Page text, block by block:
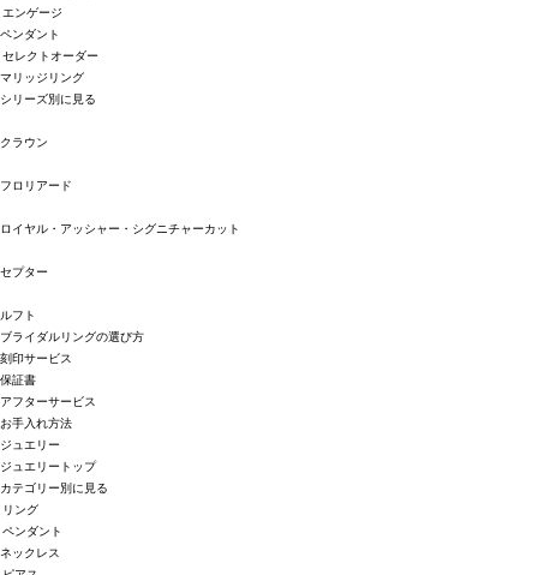
エンゲージ
ペンダント
セレクトオーダー
マリッジリング
シリーズ別に見る
クラウン
フロリアード
ロイヤル・アッシャー・シグニチャーカット
セプター
ルフト
ブライダルリングの選び方
刻印サービス
保証書
アフターサービス
お手入れ方法
ジュエリー
ジュエリートップ
カテゴリー別に見る
リング
ペンダント
ネックレス